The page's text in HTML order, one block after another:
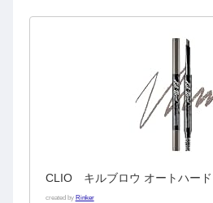
CLIO キルブロウ オートハード
created by Rinker